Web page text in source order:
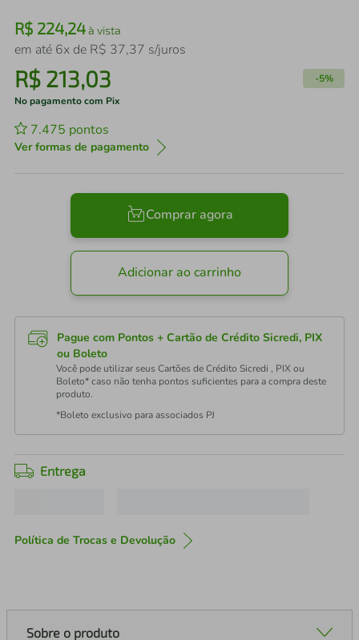
R$ 224,24à vista
em até 6x de R$ 37,37 s/juros
R$ 213,03 -5%
No pagamento com Pix
7.475 pontos
Ver formas de pagamento
Comprar agora
Adicionar ao carrinho
Pague com Pontos + Cartão de Crédito Sicredi, PIX
ou Boleto
Você pode utilizar seus Cartões de Crédito Sicredi , PIX ou
Boleto* caso não tenha pontos suficientes para a compra deste
produto.
*Boleto exclusivo para associados PJ
Entrega
Política de Trocas e Devolução
Sobre o produto